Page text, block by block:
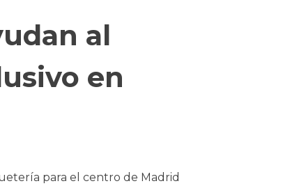
al
en
para el centro de Madrid